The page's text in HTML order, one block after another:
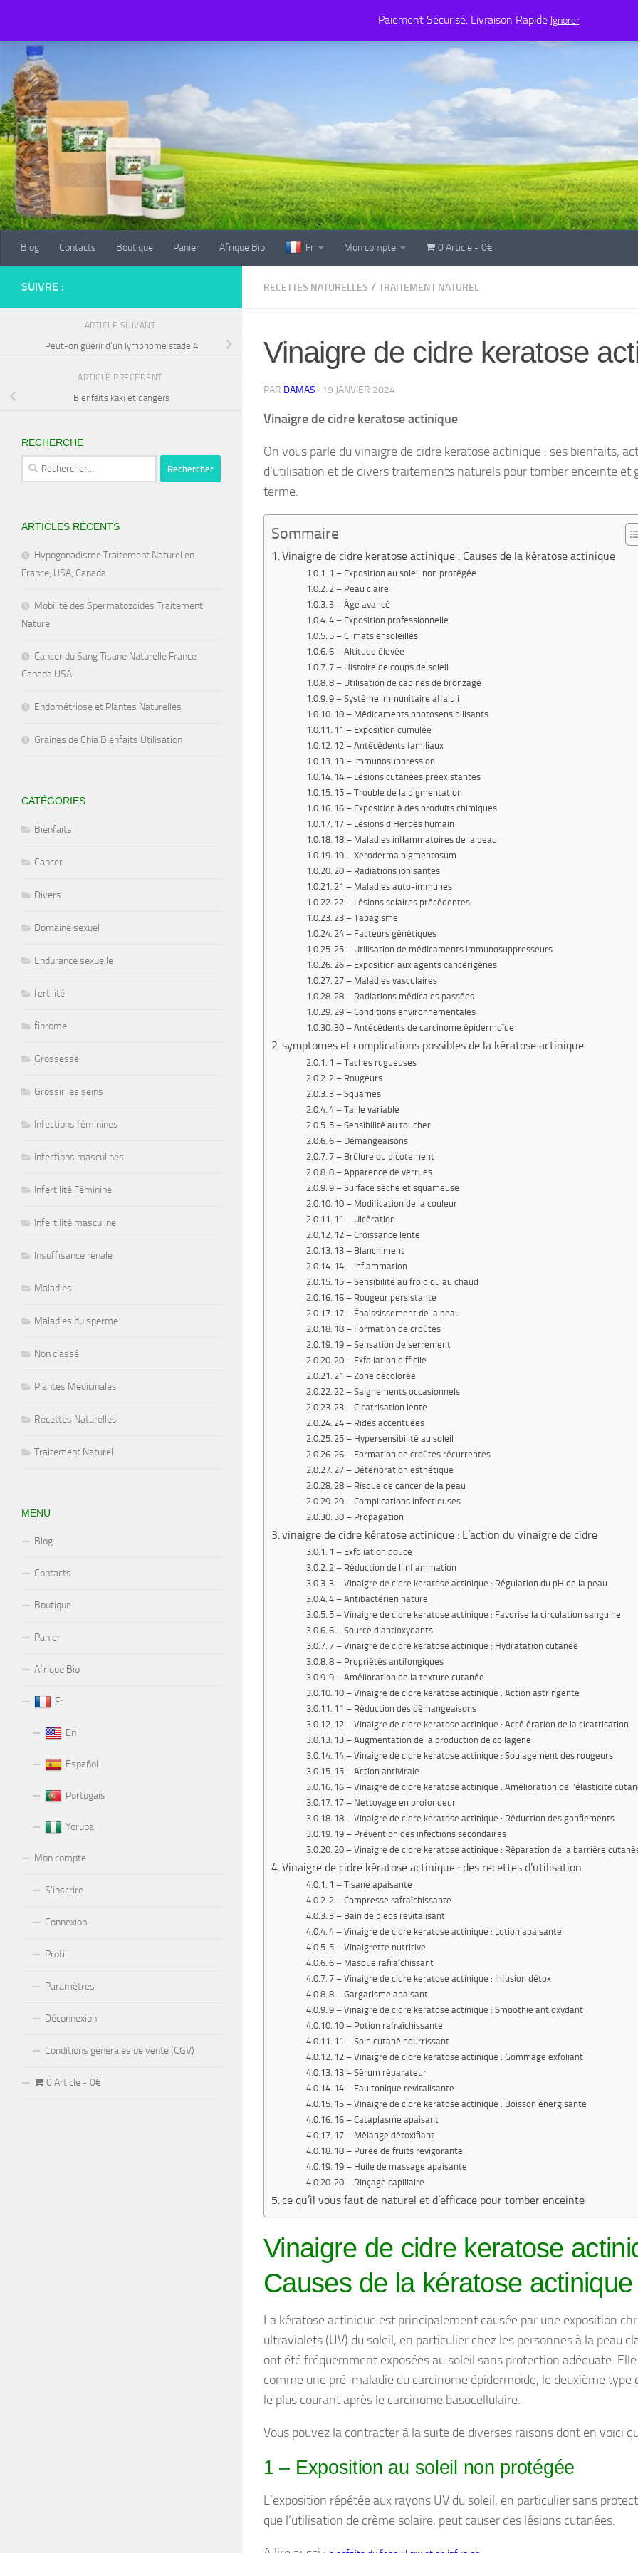
Paiement Sécurisé. Livraison Rapide Ignorer
Mon compte 0 Article 0€
Blog Contacts Boutique Panier Afrique Bio Fr Mon compte 0 Article 0€
RECETTES NATURELLES / TRAITEMENT NATUREL
Vinaigre de cidre keratose
PAR DAMAS · 19 JANVIER 2024
Vinaigre de cidre keratose actinique
On vous parle du vinaigre de cidre keratose actinique : ses bienfaits,
d’utilisation et de divers traitements naturels pour tomber enceinte et
terme.
Sommaire
Vinaigre de cidre keratose actinique : Causes de la kératose actinique
1 – Exposition au soleil non protégée
2 – Peau claire
3 – Âge avancé
4 – Exposition professionnelle
5 – Climats ensoleillés
6 – Altitude élevée
7 – Histoire de coups de soleil
8 – Utilisation de cabines de bronzage
9 – Système immunitaire affaibli
10 – Médicaments photosensibilisants
11 – Exposition cumulée
12 – Antécédents familiaux
13 – Immunosuppression
14 – Lésions cutanées préexistantes
15 – Trouble de la pigmentation
16 – Exposition à des produits chimiques
17 – Lésions d’Herpès humain
18 – Maladies inflammatoires de la peau
19 – Xeroderma pigmentosum
20 – Radiations ionisantes
21 – Maladies auto-immunes
22 – Lésions solaires précédentes
23 – Tabagisme
24 – Facteurs génétiques
25 – Utilisation de médicaments immunosuppresseurs
26 – Exposition aux agents cancérigènes
27 – Maladies vasculaires
28 – Radiations médicales passées
29 – Conditions environnementales
30 – Antécédents de carcinome épidermoïde
symptomes et complications possibles de la kératose actinique
1 – Taches rugueuses
2 – Rougeurs
3 – Squames
4 – Taille variable
5 – Sensibilité au toucher
6 – Démangeaisons
7 – Brûlure ou picotement
8 – Apparence de verrues
9 – Surface sèche et squameuse
10 – Modification de la couleur
11 – Ulcération
12 – Croissance lente
13 – Blanchiment
14 – Inflammation
15 – Sensibilité au froid ou au chaud
16 – Rougeur persistante
17 – Épaississement de la peau
18 – Formation de croûtes
19 – Sensation de serrement
20 – Exfoliation difficile
21 – Zone décolorée
22 – Saignements occasionnels
23 – Cicatrisation lente
24 – Rides accentuées
25 – Hypersensibilité au soleil
26 – Formation de croûtes récurrentes
27 – Détérioration esthétique
28 – Risque de cancer de la peau
29 – Complications infectieuses
30 – Propagation
vinaigre de cidre kératose actinique : L’action du vinaigre de cidre
1 – Exfoliation douce
2 – Réduction de l’inflammation
3 – Vinaigre de cidre keratose actinique : Régulation du pH de la peau
4 – Antibactérien naturel
5 – Vinaigre de cidre keratose actinique : Favorise la circulation sanguine
6 – Source d’antioxydants
7 – Vinaigre de cidre keratose actinique : Hydratation cutanée
8 – Propriétés antifongiques
9 – Amélioration de la texture cutanée
10 – Vinaigre de cidre keratose actinique : Action astringente
11 – Réduction des démangeaisons
12 – Vinaigre de cidre keratose actinique : Accélération de la cicatrisation
13 – Augmentation de la production de collagène
14 – Vinaigre de cidre keratose actinique : Soulagement des rougeurs
15 – Action antivirale
16 – Vinaigre de cidre keratose actinique : Amélioration de l’élasticité
17 – Nettoyage en profondeur
18 – Vinaigre de cidre keratose actinique : Réduction des gonflements
19 – Prévention des infections secondaires
20 – Vinaigre de cidre keratose actinique : Réparation de la barrière
Vinaigre de cidre kératose actinique : des recettes d’utilisation
1 – Tisane apaisante
2 – Compresse rafraîchissante
3 – Bain de pieds revitalisant
4 – Vinaigre de cidre keratose actinique : Lotion apaisante
5 – Vinaigrette nutritive
6 – Masque rafraîchissant
7 – Vinaigre de cidre keratose actinique : Infusion détox
8 – Gargarisme apaisant
9 – Vinaigre de cidre keratose actinique : Smoothie antioxydant
10 – Potion rafraîchissante
11 – Soin cutané nourrissant
12 – Vinaigre de cidre keratose actinique : Gommage exfoliant
13 – Sérum réparateur
14 – Eau tonique revitalisante
15 – Vinaigre de cidre keratose actinique : Boisson énergisante
16 – Cataplasme apaisant
17 – Mélange détoxifiant
18 – Purée de fruits revigorante
19 – Huile de massage apaisante
20 – Rinçage capillaire
ce qu’il vous faut de naturel et d’efficace pour tomber enceinte
Vinaigre de cidre keratose
Causes de la kératose actinique
La kératose actinique est principalement causée par une exposition
ultraviolets (UV) du soleil, en particulier chez les personnes à la peau
ont été fréquemment exposées au soleil sans protection adéquate.
comme une pré-maladie du carcinome épidermoïde, le deuxième type
le plus courant après le carcinome basocellulaire.
Vous pouvez la contracter à la suite de diverses raisons dont en voici
1 – Exposition au soleil non protégée
L’exposition répétée aux rayons UV du soleil, en particulier sans
que l’utilisation de crème solaire, peut causer des lésions cutanées.
SUIVRE :
ARTICLE SUIVANT
Peut-on guérir d’un lymphome stade 4
ARTICLE PRÉCÉDENT
Bienfaits kaki et dangers
RECHERCHE
Rechercher :
ARTICLES RÉCENTS
Hypogonadisme Traitement Naturel en
France, USA, Canada
Mobilité des Spermatozoïdes Traitement
Naturel
Cancer du Sang Tisane Naturelle France
Canada USA
Endométriose et Plantes Naturelles
Graines de Chia Bienfaits Utilisation
CATÉGORIES
Bienfaits
Cancer
Divers
Domaine sexuel
Endurance sexuelle
fertilité
fibrome
Grossesse
Grossir les seins
Infections féminines
Infections masculines
Infertilité Féminine
Infertilité masculine
Insuffisance rénale
Maladies
Maladies du sperme
Non classé
Plantes Médicinales
Recettes Naturelles
Traitement Naturel
MENU
Blog
Contacts
Boutique
Panier
Afrique Bio
Fr
En
Español
Portugais
Yoruba
Mon compte
S’inscrire
Connexion
Profil
Paramètres
Déconnexion
Conditions générales de vente (CGV)
0 Article 0€